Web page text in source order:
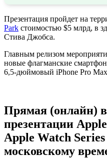
Презентация пройдет на
Park стоимостью $5 млрд, в
Стива Джобса.
Главным релизом
новые флагманские
6,5-дюймовый iPhone Pro
Прямая (онлайн)
презентации
Apple Watch
московскому